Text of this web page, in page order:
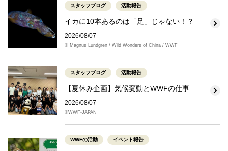
スタッフブログ 活動報告
イカに10本あるのは「足」じゃない！？
2026/08/07
© Magnus Lundgren / Wild Wonders of China / WWF
スタッフブログ 活動報告
【夏休み企画】気候変動とWWFの仕事
2026/08/07
©WWF-JAPAN
WWFの活動 イベント報告